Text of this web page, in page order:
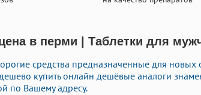
в перми | Таблетки для
средства предназначенные для
купить онлайн дешёвые аналоги
по Вашему адресу.